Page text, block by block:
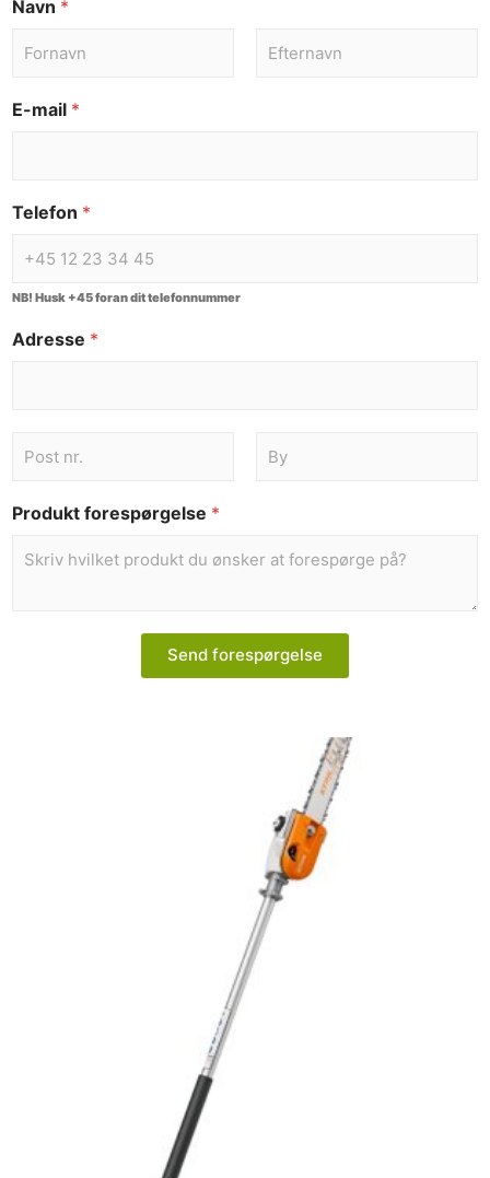
Navn *
E-mail *
Telefon *
NB! Husk +45 foran dit telefonnummer
Adresse *
Produkt forespørgelse *
Send forespørgelse